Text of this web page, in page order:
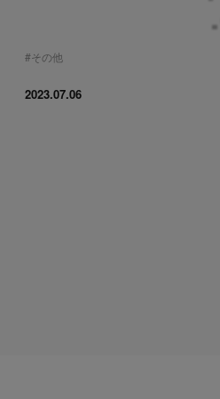
#その他
2023.07.06